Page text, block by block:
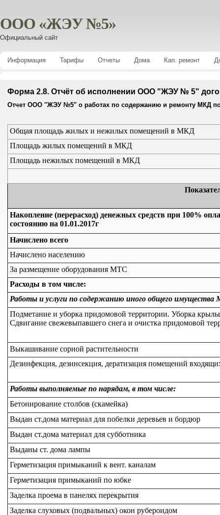
ООО «ЖЭУ №5»
Официальный сайт
Информация Тарифы Отчеты Дома Кап. ремонт
Форма 2.8. Отчёт об исполнении ООО "ЖЭУ № 5"
Отчет ООО "ЖЭУ №5" о работах по содержанию и ремонту МКД по
Общая площадь жилых и нежилых помещений в МКД
Площадь жилых помещений в МКД
Площадь нежилых помещений в МКД
Накопление (перерасход) денежных средств при 100%
состоянию на 01.01.2017г
Начислено всего
Начислено населению
За размещение оборудования МТС
Расходы в том числе:
Работы и услуги по содержанию иного общего
Подметание и уборка придомовой территории. Уборка
Сдвигание свежевыпавшего снега и очистка придомовой
Выкашивание сорной растительности
Дезинфекция, дезинсекция, дератизация помещений
Работы выполняемые по нарядам, в том числе:
Бетонирование столбов (скамейка)
Выдан ст.дома материал для побелки деревьев и бордюр
Выдан ст.дома материал для субботника
Выданы ст. дома лампы
Герметизация примыканий к вент. каналам
Герметизация примыканий по юбке
Заделка проема в панелях перекрытия
Заделка слуховых (подвальных) окон рубероидом